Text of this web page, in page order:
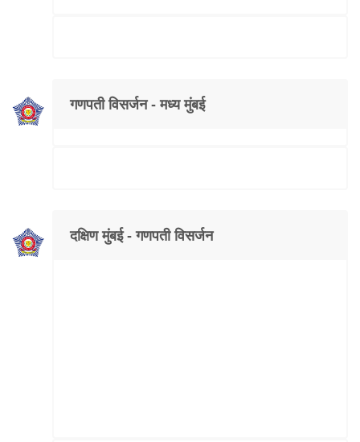
गणपती विसर्जन - मध्य मुंबई
दक्षिण मुंबई - गणपती विसर्जन